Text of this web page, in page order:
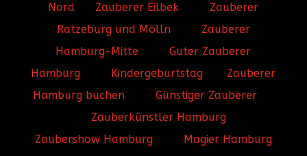
Nord
Zauberer Eilbek
Zauberer
Ratzeburg und Mölln
Zauberer
Hamburg-Mitte
Guter Zauberer
Hamburg
Kindergeburtstag
Zauberer
Hamburg buchen
Günstiger Zauberer
Zauberkünstler Hamburg
Zaubershow Hamburg
Magier Hamburg